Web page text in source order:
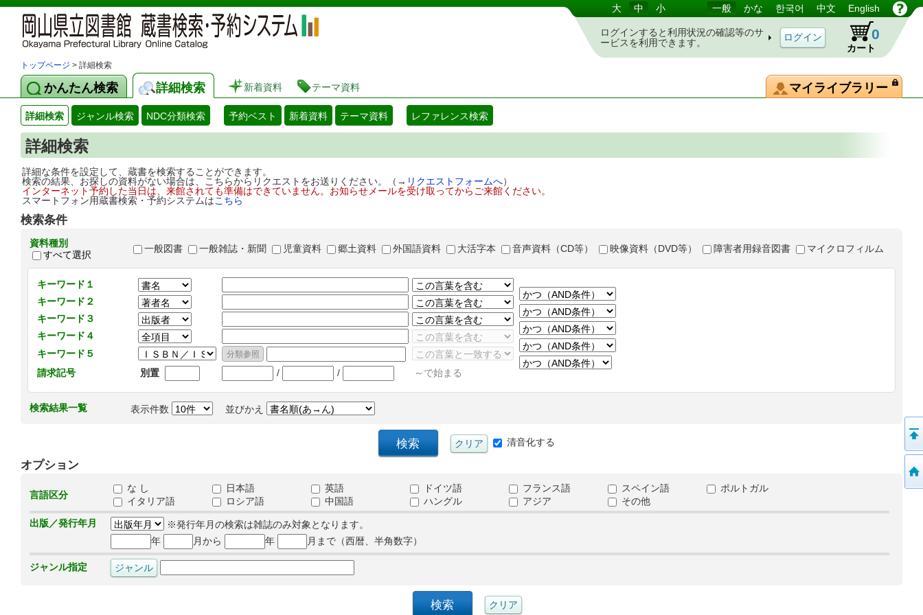
岡山県立図書館 蔵書検索・予約システム 大 中 小 一般 かな 한국어 中文 English
ログインすると利用状況の確認等のサ
ービスを利用できます。
カート
0
トップページ > 詳細検索
かんたん検索 詳細検索 新着資料 テーマ資料 マイライブラリー
詳細検索 ジャンル検索 NDC分類検索 予約ベスト 新着資料 テーマ資料 レファレンス検索
詳細検索
詳細な条件を設定して、蔵書を検索することができます。
検索の結果、お探しの資料がない場合は、こちらからリクエストをお送りください。（→ リクエストフォームへ）
インターネット予約した当日は、来館されても準備はできていません。お知らせメールを受け取ってからご来館ください。
スマートフォン用蔵書検索・予約システムはこちら
検索条件
資料種別
すべて選択
一般図書 一般雑誌・新聞 児童資料 郷土資料 外国語資料 大活字本 音声資料（CD等） 映像資料（DVD等） 障害者用録音図書 マイクロフィルム
キーワード１
キーワード２
キーワード３
キーワード４
キーワード５
請求記号
別置 / / ～で始まる
検索結果一覧 表示件数 並びかえ
清音化する
オプション
言語区分
な し 日本語 英語 ドイツ語 フランス語 スペイン語
ポルトガル
イタリア語
ロシア語 中国語 ハングル アジア
その他
出版／発行年月
※発行年月の検索は雑誌のみ対象となります。
年
月から 年 月まで（西暦、半角数字）
ジャンル指定